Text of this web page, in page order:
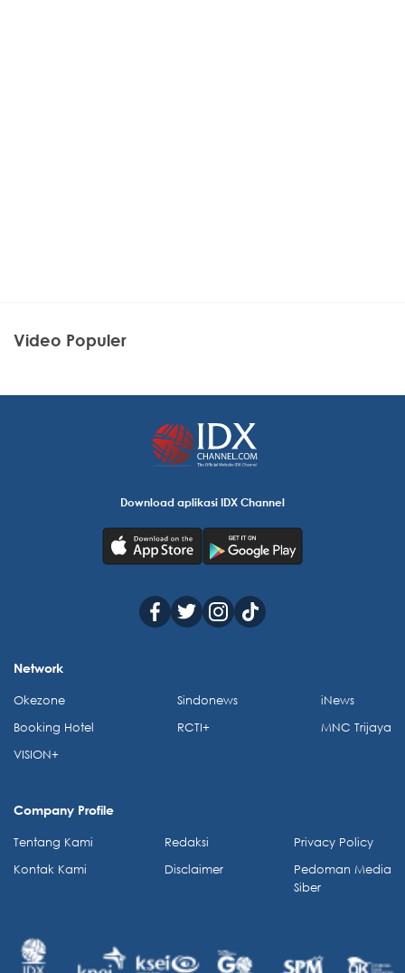
Video Populer
Download aplikasi IDX Channel
Network
Okezone
Booking Hotel
VISION+
Sindonews
RCTI+
iNews
MNC Trijaya
Company Profile
Tentang Kami
Kontak Kami
Redaksi
Disclaimer
Privacy Policy
Pedoman Media
Siber